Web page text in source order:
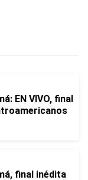
EN VIVO, final
final inédita